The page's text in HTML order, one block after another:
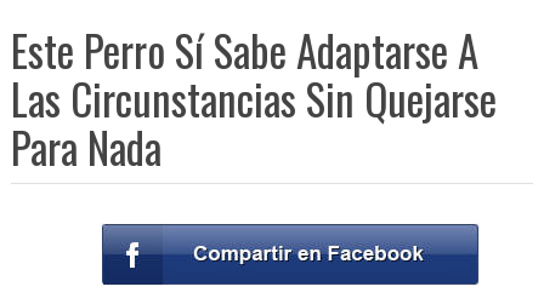
Este Perro Sí Sabe Adaptarse A
Las Circunstancias Sin Quejarse
Para Nada